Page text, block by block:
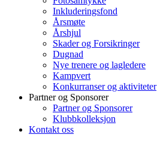
Inkluderingsfond
Årsmøte
Årshjul
Skader og Forsikringer
Dugnad
Nye trenere og lagledere
Kampvert
Konkurranser og aktiviteter
Partner og Sponsorer
Partner og Sponsorer
Klubbkolleksjon
Kontakt oss